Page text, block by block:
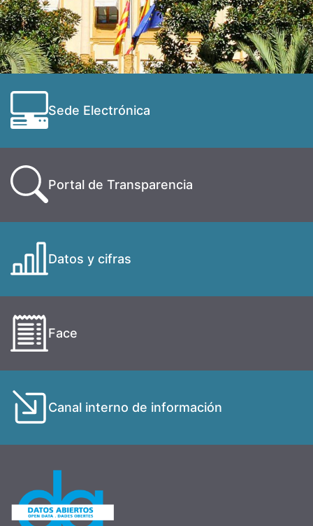
Sede Electrónica
Portal de Transparencia
Datos y cifras
Face
Canal interno de información